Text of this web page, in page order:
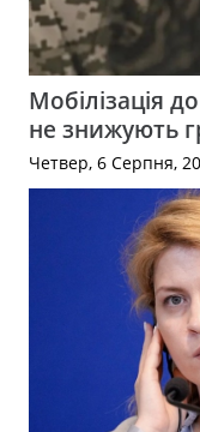
Мобілізація
не знижують
Четвер, 6 Серпня,